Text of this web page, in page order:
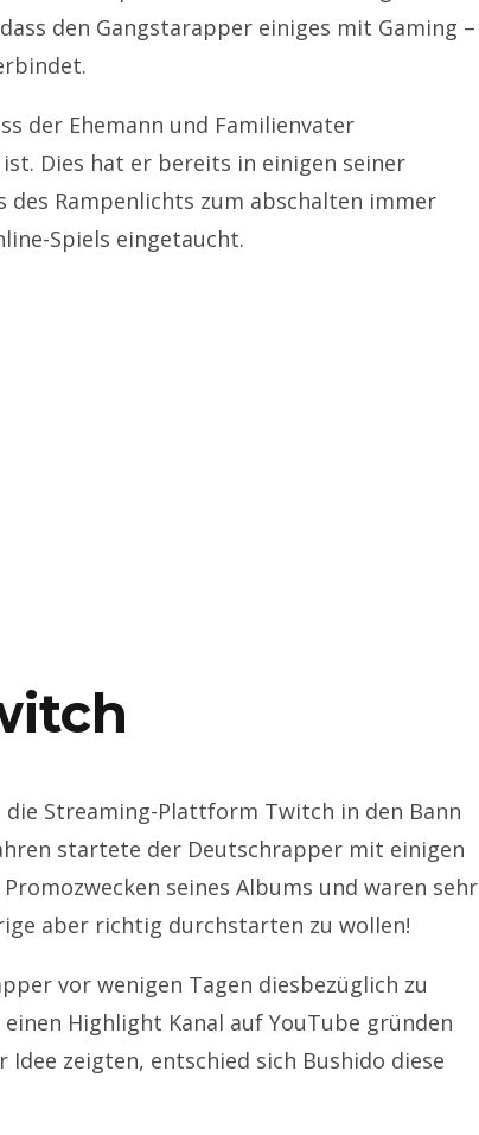
den Gangstarapper einiges mit Gaming –
der Ehemann und Familienvater
Dies hat er bereits in einigen seiner
des Rampenlichts zum abschalten immer
Spiels eingetaucht.
Streaming-Plattform Twitch in den Bann
startete der Deutschrapper mit einigen
seines Albums und waren sehr
aber richtig durchstarten zu wollen!
vor wenigen Tagen diesbezüglich zu
Highlight Kanal auf YouTube gründen
zeigten, entschied sich Bushido diese